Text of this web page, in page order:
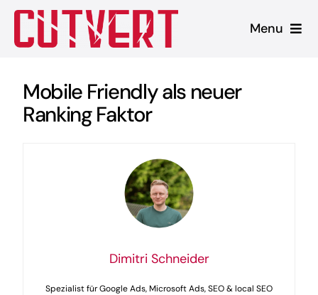
Zum
Inhalt
Menu
Shopware
Referenzen
Mobile Friendly als neuer
Ranking Faktor
Dimitri Schneider
Spezialist für Google Ads, Microsoft Ads, SEO & local SEO